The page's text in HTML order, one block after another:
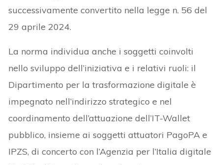
successivamente convertito nella legge n. 56 del
29 aprile 2024.
La norma individua anche i soggetti coinvolti
nello sviluppo dell’iniziativa e i relativi ruoli: il
Dipartimento per la trasformazione digitale è
impegnato nell’indirizzo strategico e nel
coordinamento dell’attuazione dell’IT-Wallet
pubblico, insieme ai soggetti attuatori PagoPA e
IPZS, di concerto con l’Agenzia per l’Italia digitale